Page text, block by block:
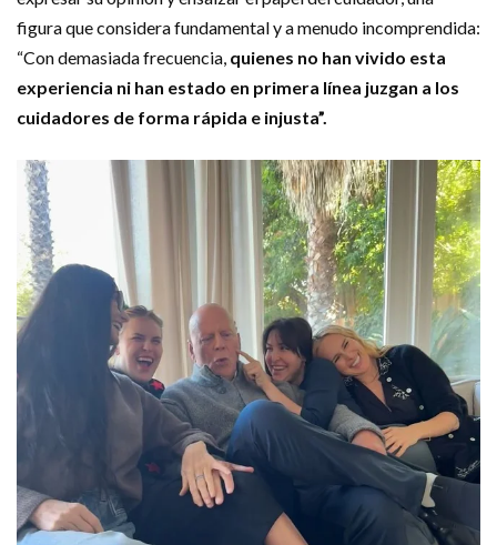
figura que considera fundamental y a menudo incomprendida:
“Con demasiada frecuencia, quienes no han vivido esta
experiencia ni han estado en primera línea juzgan a los
cuidadores de forma rápida e injusta”.